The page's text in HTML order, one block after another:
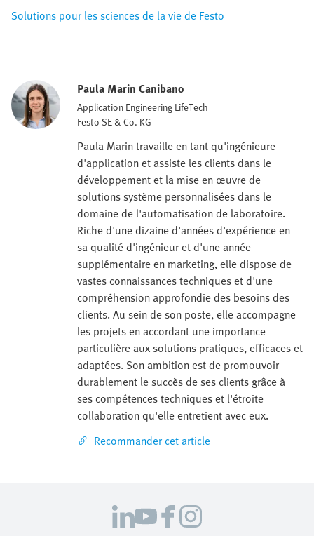
Solutions pour les sciences de la vie de Festo
Paula Marin Canibano
Application Engineering LifeTech
Festo SE & Co. KG
Paula Marin travaille en tant qu'ingénieure
d'application et assiste les clients dans le
développement et la mise en œuvre de
solutions système personnalisées dans le
domaine de l'automatisation de laboratoire.
Riche d'une dizaine d'années d'expérience en
sa qualité d'ingénieur et d'une année
supplémentaire en marketing, elle dispose de
vastes connaissances techniques et d'une
compréhension approfondie des besoins des
clients. Au sein de son poste, elle accompagne
les projets en accordant une importance
particulière aux solutions pratiques, efficaces et
adaptées. Son ambition est de promouvoir
durablement le succès de ses clients grâce à
ses compétences techniques et l'étroite
collaboration qu'elle entretient avec eux.
Recommander cet article